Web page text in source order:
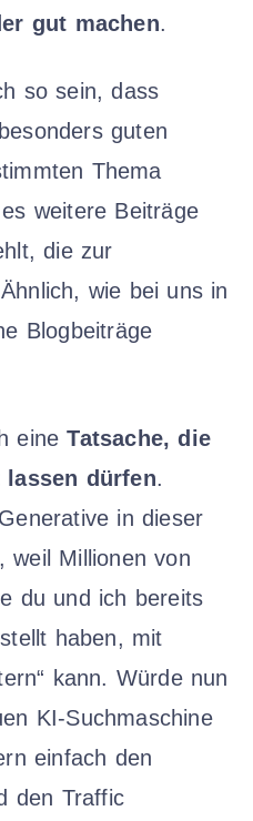
gut machen.
so sein, dass
guten
Thema
weitere Beiträge
die zur
wie bei uns in
Blogbeiträge
eineTatsache, die
dürfen.
in dieser
weil Millionen von
du und ich bereits
haben, mit
kann. Würde nun
KI-Suchmaschine
einfach den
den Traffic